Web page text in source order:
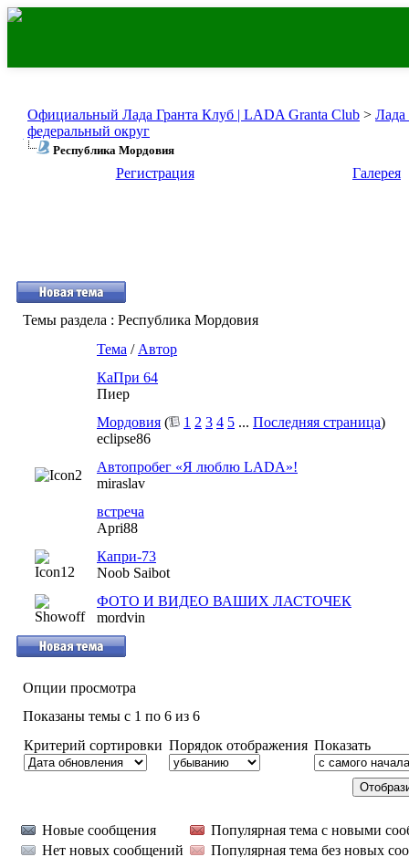
Официальный Лада Гранта Клуб | LADA Granta Club > Лада
федеральный округ
Республика Мордовия
Регистрация Галерея
Темы раздела : Республика Мордовия
Тема / Автор
КаПри 64
Пиер
Мордовия ( 1 2 3 4 5 ... Последняя страница)
eclipse86
Автопробег «Я люблю LADA»!
miraslav
встреча
Apri88
Капри-73
Noob Saibot
ФОТО И ВИДЕО ВАШИХ ЛАСТОЧЕК
mordvin
Опции просмотра
Показаны темы с 1 по 6 из 6
Критерий сортировки Порядок отображения Показать
Новые сообщения
Популярная тема с новыми
Нет новых сообщений
Популярная тема без новых